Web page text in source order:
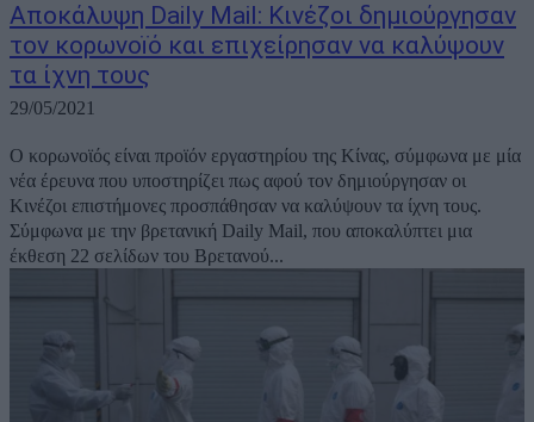
Αποκάλυψη Daily Mail: Κινέζοι δημιούργησαν
τον κορωνοïό και επιχείρησαν να καλύψουν
τα ίχνη τους
29/05/2021
Ο κορωνοϊός είναι προϊόν εργαστηρίου της Κίνας, σύμφωνα με μία
νέα έρευνα που υποστηρίζει πως αφού τον δημιούργησαν οι
Κινέζοι επιστήμονες προσπάθησαν να καλύψουν τα ίχνη τους.
Σύμφωνα με την βρετανική Daily Mail, που αποκαλύπτει μια
έκθεση 22 σελίδων του Βρετανού...